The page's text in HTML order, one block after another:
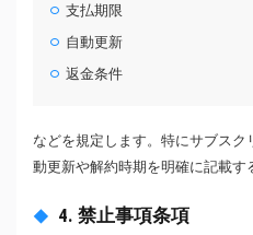
支払期限
自動更新
返金条件
などを規定します。特にサブスク
動更新や解約時期を明確に記載す
4. 禁止事項条項